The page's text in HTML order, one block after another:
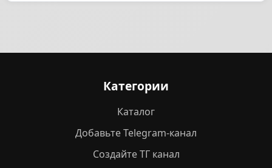
Категории
Каталог
Добавьте Telegram-канал
Создайте ТГ канал